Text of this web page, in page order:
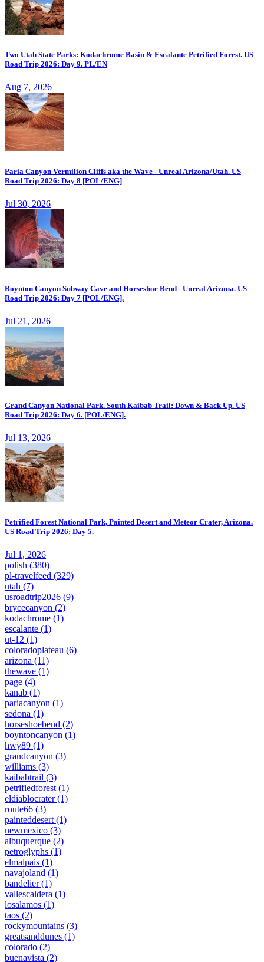
Two Utah State Parks: Kodachrome Basin & Escalante Petrified Forest. US
Road Trip 2026: Day 9. PL/EN
Aug 7, 2026
Paria Canyon Vermilion Cliffs aka the Wave - Unreal Arizona/Utah. US
Road Trip 2026: Day 8 [POL/ENG]
Jul 30, 2026
Boynton Canyon Subway Cave and Horseshoe Bend - Unreal Arizona. US
Road Trip 2026: Day 7 [POL/ENG].
Jul 21, 2026
Grand Canyon National Park. South Kaibab Trail: Down & Back Up. US
Road Trip 2026: Day 6. [POL/ENG].
Jul 13, 2026
Petrified Forest National Park, Painted Desert and Meteor Crater, Arizona.
US Road Trip 2026: Day 5.
Jul 1, 2026
polish (380)
pl-travelfeed (329)
utah (7)
usroadtrip2026 (9)
brycecanyon (2)
kodachrome (1)
escalante (1)
ut-12 (1)
coloradoplateau (6)
arizona (11)
thewave (1)
page (4)
kanab (1)
pariacanyon (1)
sedona (1)
horseshoebend (2)
boyntoncanyon (1)
hwy89 (1)
grandcanyon (3)
williams (3)
kaibabtrail (3)
petrifiedforest(1)
eldiablocrater(1)
route66 (3)
painteddesert(1)
newmexico (3)
albuquerque (2)
petroglyphs (1)
elmalpais (1)
navajoland (1)
bandelier(1)
vallescaldera (1)
losalamos (1)
taos (2)
rockymountains (3)
greatsanddunes (1)
colorado (2)
buenavista (2)